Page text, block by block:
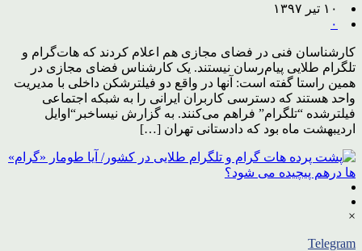
۱۰ تیر ۱۳۹۷
۰
کارشناسان فنی در فضای مجازی هم اعلام کردند که هات‌گرام و
تلگرام طلایی پیام‌رسان نیستند. یک کارشناس فضای مجازی در
همین راستا گفته است: آنها در واقع دو فیلترشکن داخلی با مدیریت
واحد هستند که دسترسی کاربران ایرانی را به شبکه اجتماعی
فیلترشده “تلگرام” فراهم می‌کنند. به گزارش نیساخبر“اوایل
اردیبهشت ماه بود که دادستانی تهران […]
×
Telegram